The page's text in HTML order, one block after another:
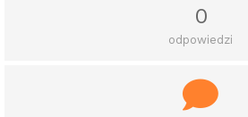
0
odpowiedzi